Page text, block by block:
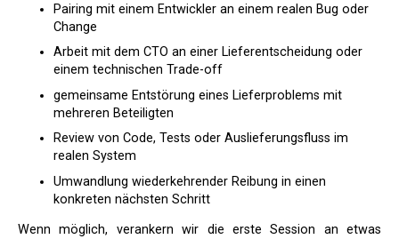
Pairing mit einem Entwickler an einem realen Bug oder
Change
Arbeit mit dem CTO an einer Lieferentscheidung oder
einem technischen Trade-off
gemeinsame Entstörung eines Lieferproblems mit
mehreren Beteiligten
Review von Code, Tests oder Auslieferungsfluss im
realen System
Umwandlung wiederkehrender Reibung in einen
konkreten nächsten Schritt
Wenn möglich, verankern wir die erste Session an etwas